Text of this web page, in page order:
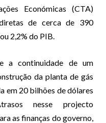
Económicas (CTA)
de cerca de 390
2,2% do PIB.
a continuidade de um
da planta de gás
em 20 bilhões de dólares
nesse projecto
as finanças do governo,